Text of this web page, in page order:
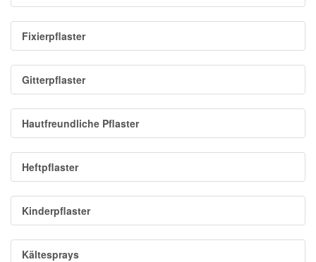
Fixierpflaster
Gitterpflaster
Hautfreundliche Pflaster
Heftpflaster
Kinderpflaster
Kältesprays